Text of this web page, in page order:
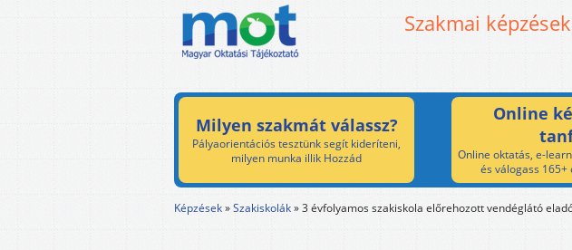
Szakmai képzések
Milyen szakmát válassz?
Pályaorientációs tesztünk segít kideríteni,
milyen munka illik Hozzád
Online
Online oktatás, e-
és válogass
Képzések»Szakiskolák»3 évfolyamos szakiskola előrehozott vendéglátó